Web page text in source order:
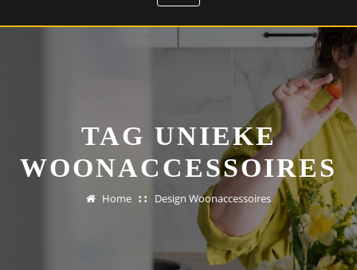
TAG UNIEKE
WOONACCESSOIRES
Home Design Woonaccessoires